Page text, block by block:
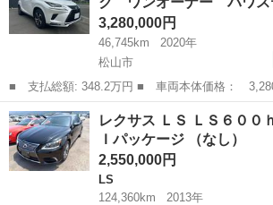
害軽減シ...
3,280,000円
46,745km
2020年
松山市
■ 支払総額: 348.2万円 ■ 車両本体価格： 3,280,000 円 ■ メーカ
ー名： レクサス ■ 車種名： ＮＸ ■ グレー
ｈ スパイス＆シック ワンオーナー パワス
ー レーン...
愛媛 松山市 レクサス
レクサス ＬＳ ＬＳ６０
Ｉパッケージ （なし）
2,550,000円
LS
124,360km
2013年